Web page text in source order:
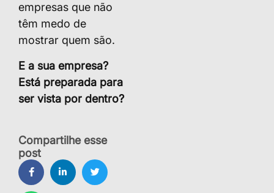
empresas que não
têm medo de
mostrar quem são.
E a sua empresa?
Está preparada para
ser vista por dentro?
Compartilhe esse
post